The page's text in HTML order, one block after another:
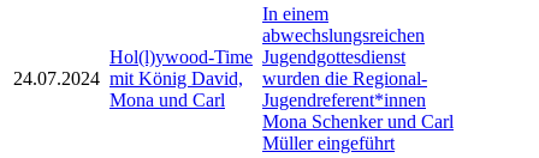
24.07.2024
Hol(l)ywood-Time
mit König David,
Mona und Carl
In einem
abwechslungsreichen
Jugendgottesdienst
wurden die Regional-
Jugendreferent*innen
Mona Schenker und Carl
Müller eingeführt